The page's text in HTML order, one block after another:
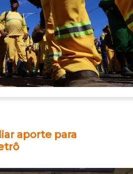
aporte para